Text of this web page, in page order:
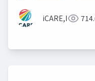
iCARE,Inc